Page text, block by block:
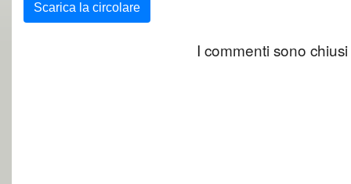
Scarica la circolare
I commenti sono chiusi